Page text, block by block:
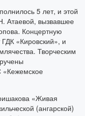
5 лет, и этой
Атаевой, вызвавшее
Концертную
«Кировский», и
Творческим
«Живая
(ангарской)